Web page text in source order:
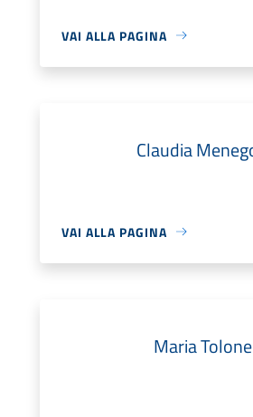
VAI ALLA PAGINA
Claudia
VAI ALLA PAGINA
Maria Tolone